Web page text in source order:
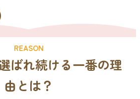
REASON
ばれ続ける一番の理
由 とは？